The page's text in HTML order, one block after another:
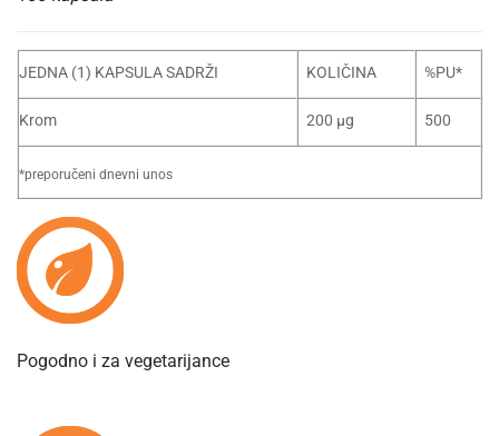
JEDNA (1) KAPSULA SADRŽI KOLIČINA %PU*
Krom 200 μg 500
*preporučeni dnevni unos
Pogodno i za vegetarijance